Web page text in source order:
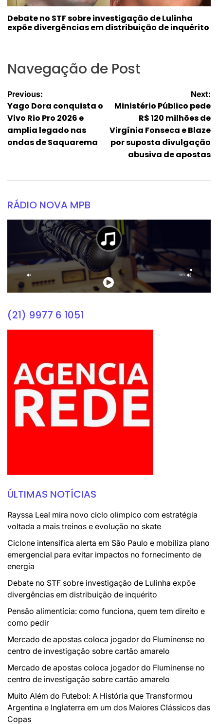
Debate no STF sobre investigação de Lulinha
expõe divergências em distribuição de inquérito
Navegação de Post
Previous:
Yago Dora conquista o
Vivo Rio Pro 2026 e
amplia legado nas
ondas de Saquarema
Next:
Ministério Público pede
R$ 120 milhões de
Virgínia Fonseca e Blaze
por suposta divulgação
abusiva de apostas
RÁDIO NOVA MPB
(21) 9977 6 1051
ÚLTIMAS NOTÍCIAS
Rayssa Leal mira novo ciclo olímpico com estratégia
voltada a mais treinos e evolução no skate
Ciclone intensifica alerta em São Paulo e mobiliza plano
emergencial para evitar impactos no fornecimento de
energia
Debate no STF sobre investigação de Lulinha expõe
divergências em distribuição de inquérito
Pensão alimentícia: como funciona, quem tem direito e
como pedir
Mercado de apostas coloca jogador do Fluminense no
centro de investigação sobre cartão amarelo
Mercado de apostas coloca jogador do Fluminense no
centro de investigação sobre cartão amarelo
Muito Além do Futebol: A História que Transformou
Argentina e Inglaterra em um dos Maiores Clássicos das
Copas